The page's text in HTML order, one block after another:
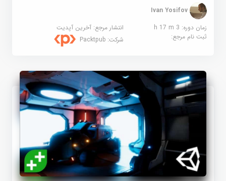
Ivan Yosifov
زمان دوره: 3 h 17 m
انتشار مرجع:آخرین آپدیت
ثبت نام مرجع:
شرکت:Packtpub